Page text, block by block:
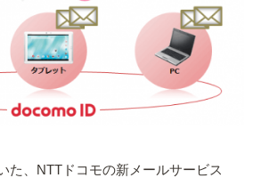
た、NTTドコモの新メールサービス